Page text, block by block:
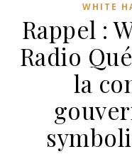
WHITE
Rappel :
Radio
la